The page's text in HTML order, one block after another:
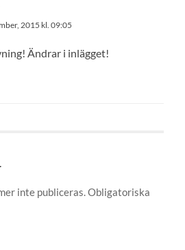
2015 kl. 09:05
Ändrar i inlägget!
inte publiceras.Obligatoriska